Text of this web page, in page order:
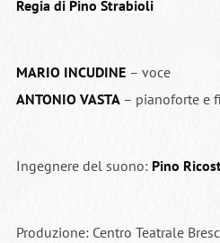
Regia di Pino Strabioli
MARIO INCUDINE – voce
ANTONIO VASTA – pianoforte e
Ingegnere del suono: Pino
Produzione: Centro Teatrale